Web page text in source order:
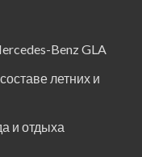
Benz GLA
летних и
и отдыха